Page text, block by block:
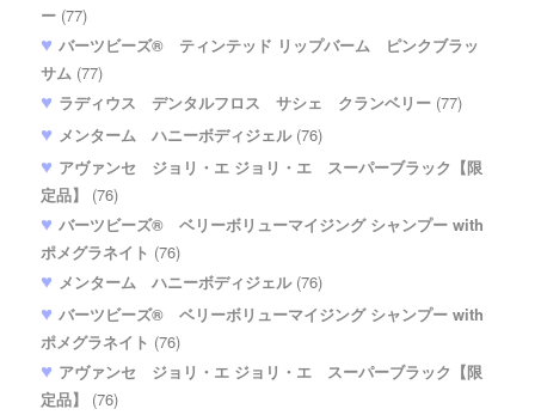
ー (77)
バーツビーズ® ティンテッド リップバーム ピンクブラッ
サム (77)
ラディウス デンタルフロス サシェ クランベリー (77)
メンターム ハニーボディジェル(76)
アヴァンセ ジョリ・エ ジョリ・エ スーパーブラック【限
定品】
(76)
バーツビーズ® ベリーボリューマイジング シャンプー with
ポメグラネイト (76)
メンターム ハニーボディジェル(76)
バーツビーズ® ベリーボリューマイジング シャンプー with
ポメグラネイト (76)
アヴァンセ ジョリ・エ ジョリ・エ スーパーブラック【限
定品】
(76)